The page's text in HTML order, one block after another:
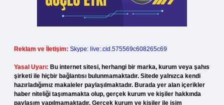
Reklam ve İletişim: Skype: live:.cid.575569c608265c69
Yasal Uyarı: Bu internet sitesi, herhangi bir marka, kurum veya şahıs
şirketi ile hiçbir bağlantısı bulunmamaktadır. Sitede yalnızca kendi
hazırladığımız makaleler paylaşılmaktadır. Burada yer alan içerikler
haber niteliği taşımamakta olup, gerçek kurum ve kişiler hakkında
paylaşım yapılmamaktadır. Gerçek kurum ve kişiler ile isim